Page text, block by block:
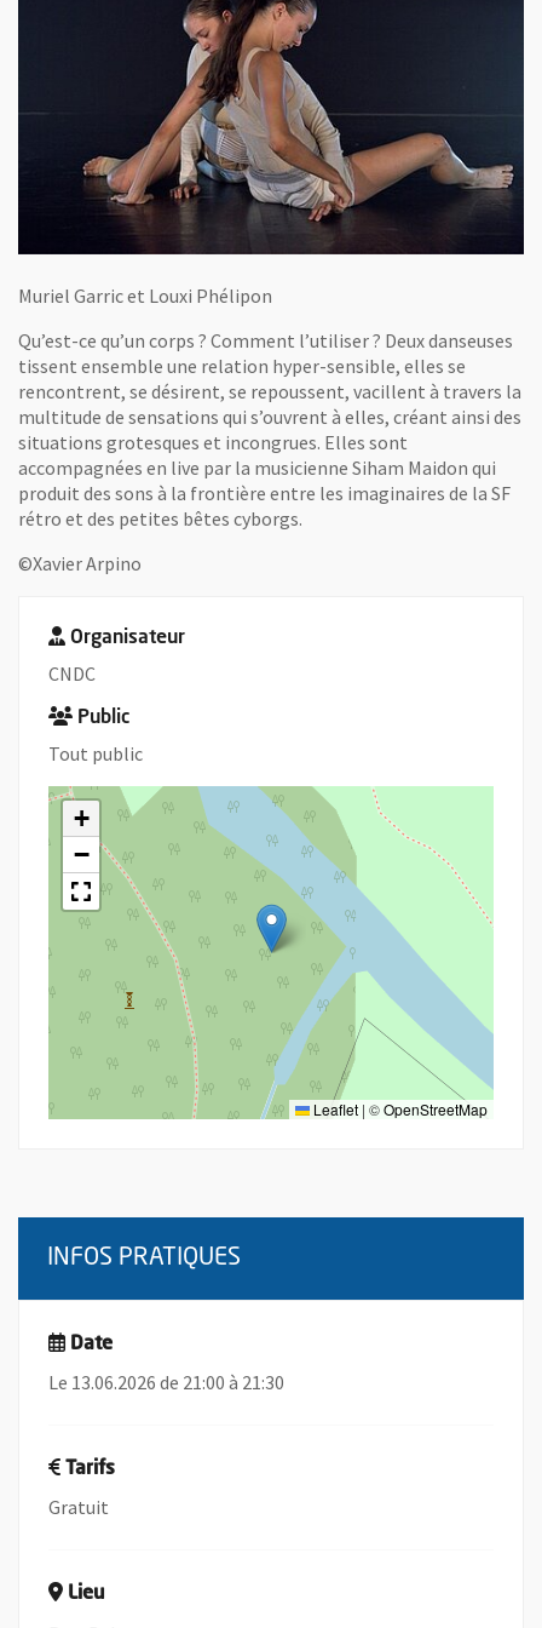
Muriel Garric et Louxi Phélipon
Qu’est-ce qu’un corps ? Comment l’utiliser ? Deux danseuses
tissent ensemble une relation hyper-sensible, elles se
rencontrent, se désirent, se repoussent, vacillent à travers la
multitude de sensations qui s’ouvrent à elles, créant ainsi des
situations grotesques et incongrues. Elles sont
accompagnées en live par la musicienne Siham Maidon qui
produit des sons à la frontière entre les imaginaires de la SF
rétro et des petites bêtes cyborgs.
©Xavier Arpino
Organisateur
CNDC
Public
Tout public
+
−
Leaflet | ©OpenStreetMap
INFOS PRATIQUES
Date
Le 13.06.2026 de 21:00 à 21:30
Tarifs
Gratuit
Lieu